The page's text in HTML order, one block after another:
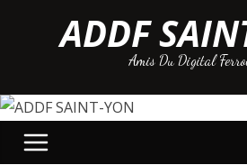
ADDF
Amis Du Digital